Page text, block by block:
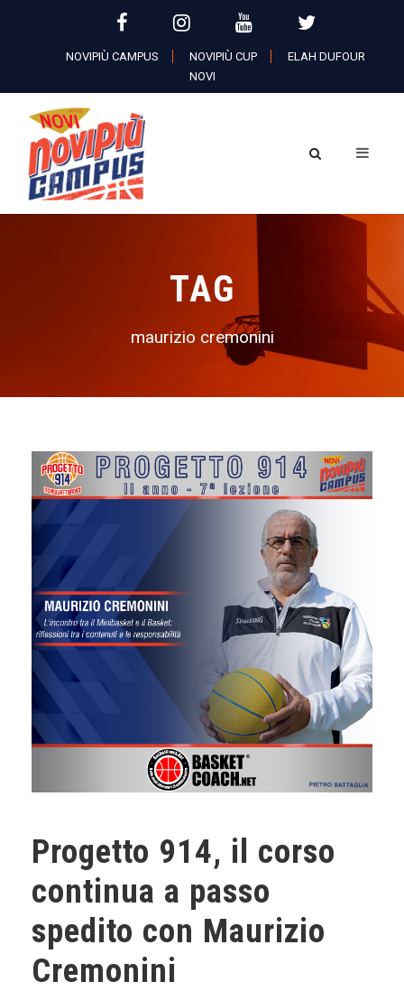
NOVIPIÙ CAMPUS NOVIPIÙ CUP
ELAH DUFOUR
NOVI
TAG
maurizio cremonini
Progetto 914, il corso
continua a passo
spedito con Maurizio
Cremonini